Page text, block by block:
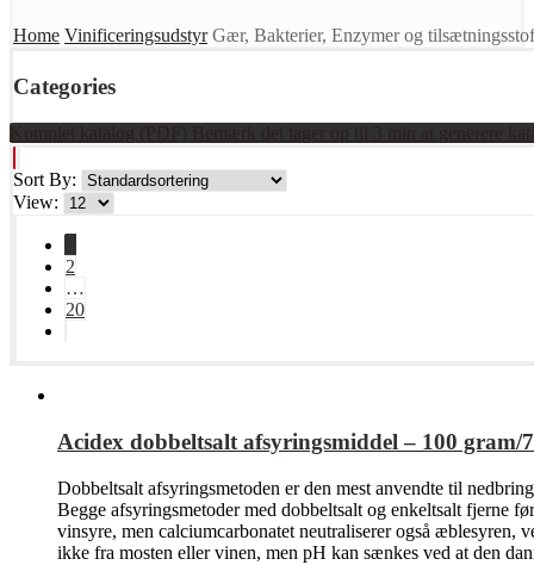
Home Vinificeringsudstyr Gær, Bakterier, Enzymer og
Categories
Sort By:
View:
2
…
20
Acidex dobbeltsalt afsyringsmiddel – 100 gram/
Dobbeltsalt afsyringsmetoden er den mest anvendte til
Begge afsyringsmetoder med dobbeltsalt og enkeltsalt fjerne
vinsyre, men calciumcarbonatet neutraliserer også
ikke fra mosten eller vinen, men pH kan sænkes ved at den